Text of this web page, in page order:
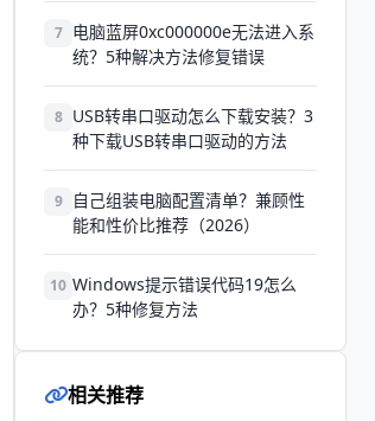
7 电脑蓝屏0xc000000e无法进入系
统？5种解决方法修复错误
8 USB转串口驱动怎么下载安装？3
种下载USB转串口驱动的方法
9
自己组装电脑配置清单？兼顾性
能和性价比推荐（2026）
10 Windows提示错误代码19怎么
办？5种修复方法
相关推荐